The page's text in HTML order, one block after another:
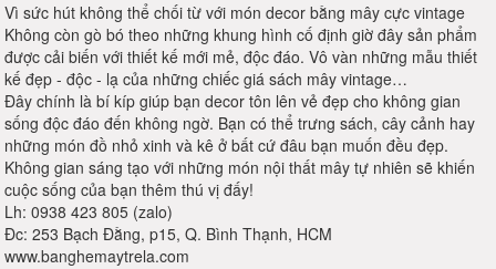
Vì sức hút không thể chối từ với món decor bằng mây cực vintage
Không còn gò bó theo những khung hình cố định giờ đây sản phẩm
được cải biến với thiết kế mới mẻ, độc đáo. Vô vàn những mẫu thiết
kế đẹp - độc - lạ của những chiếc giá sách mây vintage…
Đây chính là bí kíp giúp bạn decor tôn lên vẻ đẹp cho không gian
sống độc đáo đến không ngờ. Bạn có thể trưng sách, cây cảnh hay
những món đồ nhỏ xinh và kê ở bất cứ đâu bạn muốn đều đẹp.
Không gian sáng tạo với những món nội thất mây tự nhiên sẽ khiến
cuộc sống của bạn thêm thú vị đấy!
Lh: 0938 423 805 (zalo)
Đc: 253 Bạch Đằng, p15, Q. Bình Thạnh, HCM
www.banghemaytrela.com